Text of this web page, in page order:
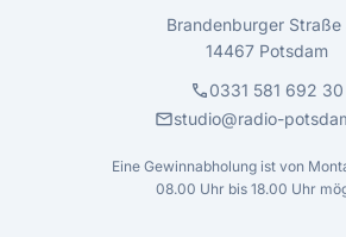
Brandenburger Straße
14467 Potsdam
call0331 581 692 30
mailstudio@radio-
Eine Gewinnabholung ist von
08.00 Uhr bis 18.00 Uhr